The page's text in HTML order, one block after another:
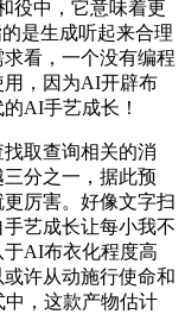
役中，它意味着更
是生成听起来合理
看，一个没有编程
，因为AI开辟布
AI手艺成长！
取查询相关的消
分之一，据此预
厉害。好像文字扫
艺成长让每小我不
AI布衣化程度高
许从动施行使命和
，这款产物估计